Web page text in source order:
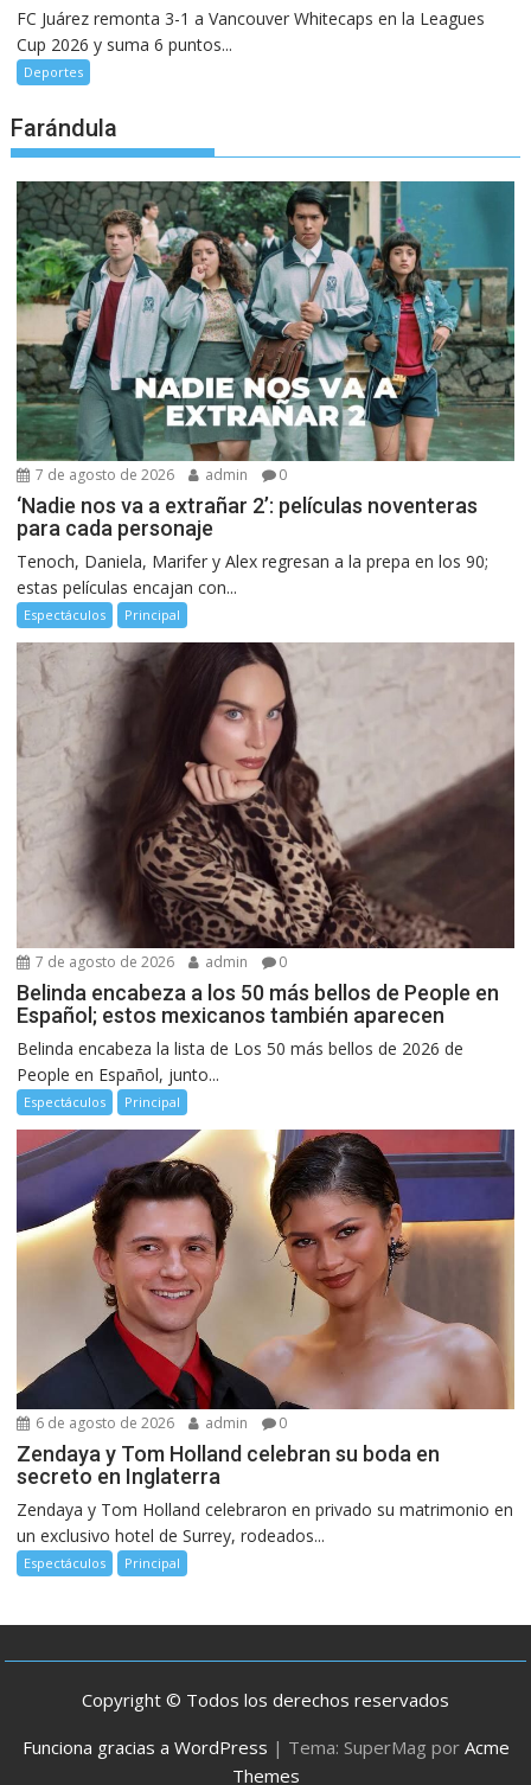
FC Juárez remonta 3-1 a Vancouver Whitecaps en la Leagues
Cup 2026 y suma 6 puntos...
Deportes
Farándula
7 de agosto de 2026 admin 0
‘Nadie nos va a extrañar 2’: películas noventeras
para cada personaje
Tenoch, Daniela, Marifer y Alex regresan a la prepa en los 90;
estas películas encajan con...
Espectáculos Principal
7 de agosto de 2026 admin 0
Belinda encabeza a los 50 más bellos de People en
Español; estos mexicanos también aparecen
Belinda encabeza la lista de Los 50 más bellos de 2026 de
People en Español, junto...
Espectáculos Principal
6 de agosto de 2026 admin 0
Zendaya y Tom Holland celebran su boda en
secreto en Inglaterra
Zendaya y Tom Holland celebraron en privado su matrimonio en
un exclusivo hotel de Surrey, rodeados...
Espectáculos Principal
Copyright © Todos los derechos reservados
Funciona gracias a WordPress | Tema: SuperMag por Acme
Themes